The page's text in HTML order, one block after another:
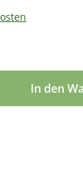
In den